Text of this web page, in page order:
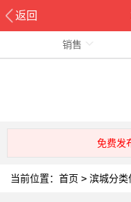
返回
销售
免费发
当前位置： 首页 > 滨城分类